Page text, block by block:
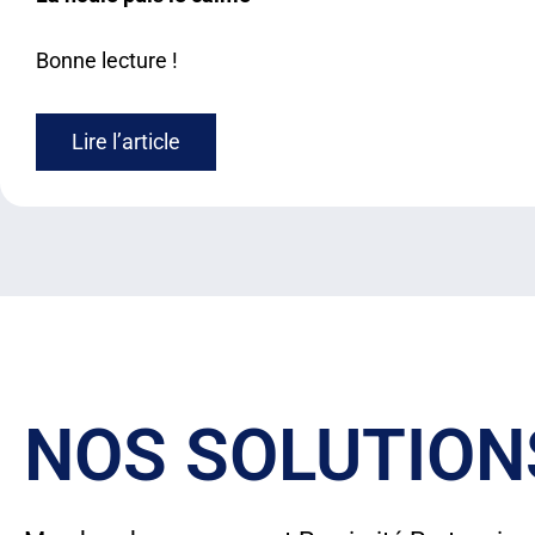
Bonne lecture !
Lire l’article
NOS